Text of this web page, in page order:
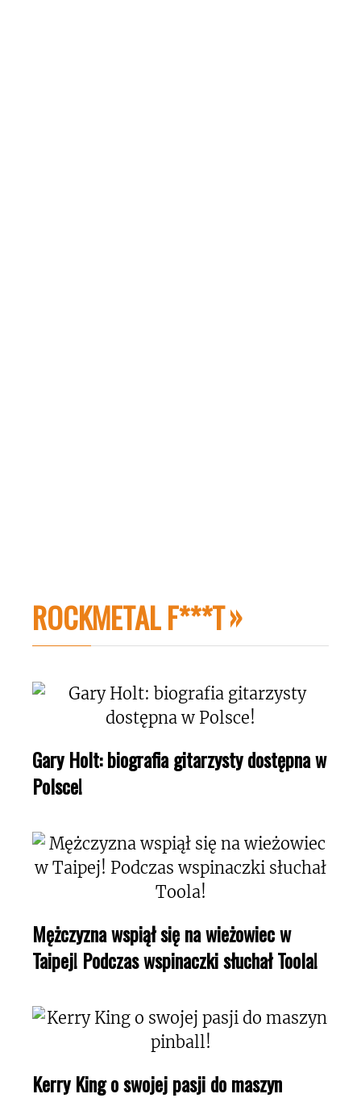
ROCKMETAL F***T
Gary Holt: biografia gitarzysty dostępna w
Polsce!
Mężczyzna wspiął się na wieżowiec w
Taipej! Podczas wspinaczki słuchał Toola!
Kerry King o swojej pasji do maszyn